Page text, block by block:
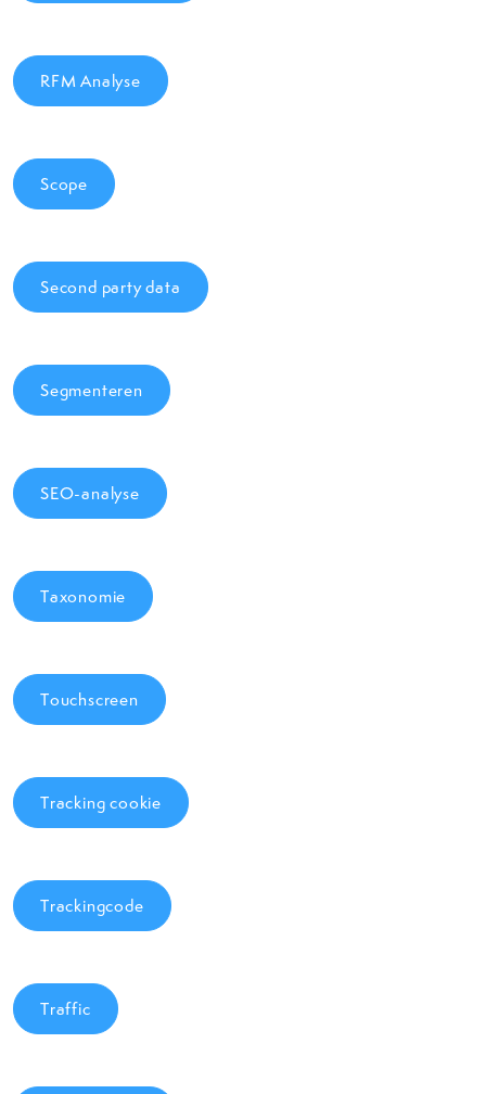
RFM Analyse
Scope
Second party data
Segmenteren
SEO-analyse
Taxonomie
Touchscreen
Tracking cookie
Trackingcode
Traffic